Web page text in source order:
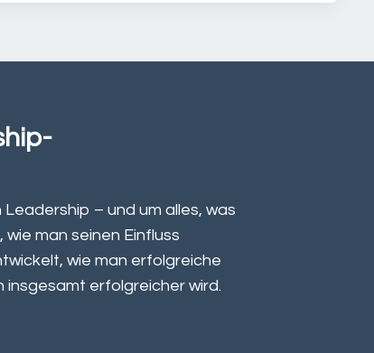
– und um alles, was
man seinen Einfluss
wie man erfolgreiche
erfolgreicher wird.